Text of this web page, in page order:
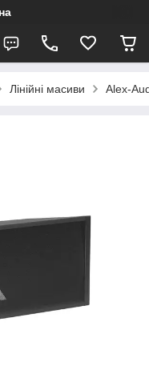
Лінійні масиви Alex-